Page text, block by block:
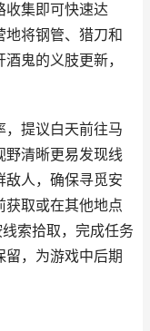
收集即可快速达
地将钢管、猎刀和
鬼的义肢更新，
，提议白天前往马
野清晰更易发现线
敌人，确保寻觅安
获取或在其他地点
索拾取，完成任务
，为游戏中后期